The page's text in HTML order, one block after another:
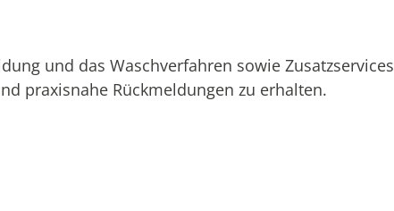
und das Waschverfahren sowie Zusatzservices
praxisnahe Rückmeldungen zu erhalten.